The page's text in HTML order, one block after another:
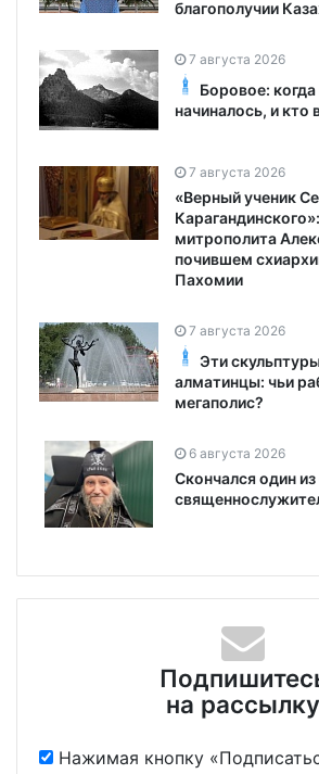
благополучии
7 августа 2026
Боровое: когда
начиналось, и кто
7 августа 2026
«Верный ученик
митрополита
почившем
Пахомии
7 августа 2026
Эти
алматинцы: чьи
мегаполис?
6 августа 2026
Скончался один
на рассылку
Нажимая кнопку